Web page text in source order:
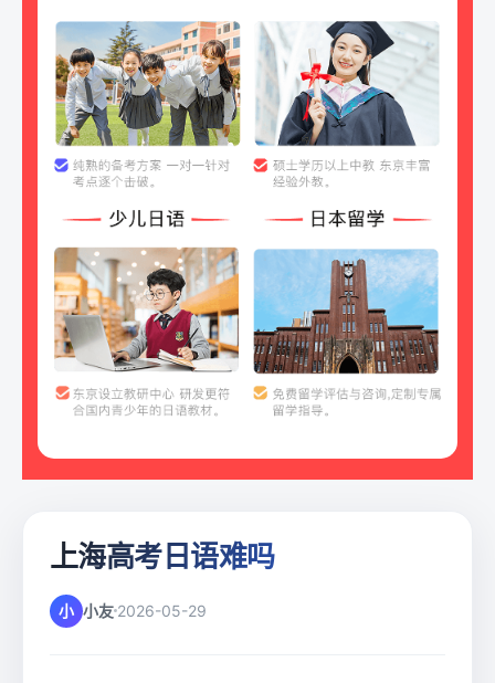
上海高考日语难吗
小 小友 2026-05-29